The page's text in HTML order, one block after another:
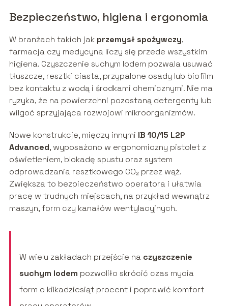
Bezpieczeństwo, higiena i ergonomia
W branżach takich jak przemysł spożywczy,
farmacja czy medycyna liczy się przede wszystkim
higiena. Czyszczenie suchym lodem pozwala usuwać
tłuszcze, resztki ciasta, przypalone osady lub biofilm
bez kontaktu z wodą i środkami chemicznymi. Nie ma
ryzyka, że na powierzchni pozostaną detergenty lub
wilgoć sprzyjająca rozwojowi mikroorganizmów.
Nowe konstrukcje, między innymi IB 10/15 L2P
Advanced, wyposażono w ergonomiczny pistolet z
oświetleniem, blokadę spustu oraz system
odprowadzania resztkowego CO₂ przez wąż.
Zwiększa to bezpieczeństwo operatora i ułatwia
pracę w trudnych miejscach, na przykład wewnątrz
maszyn, form czy kanałów wentylacyjnych.
W wielu zakładach przejście na czyszczenie
suchym lodem pozwoliło skrócić czas mycia
form o kilkadziesiąt procent i poprawić komfort